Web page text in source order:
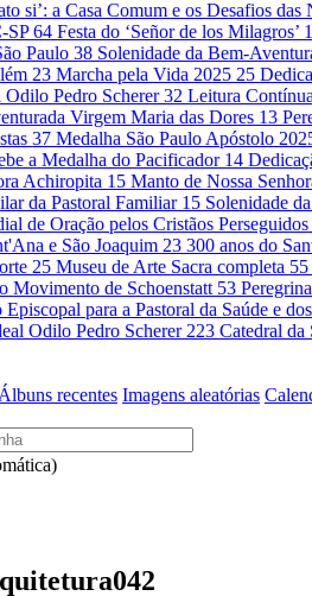
si’: a Casa Comum e os Desafios das
SP64 Festa do ‘Señor de los Milagros’
Paulo 38 Solenidade da Bem-
23 Marcha pela Vida 2025 25
Pedro Scherer32 Leitura
Virgem Maria das Dores 13
37 Medalha São Paulo Apóstolo
a Medalha do Pacificador 14
Achiropita 15 Manto de Nossa
da Pastoral Familiar 15 Solenidade
de Oração pelos Cristãos Perseguidos
e São Joaquim 23 300 anos do
25 Museu de Arte Sacra completa
Movimento de Schoenstatt 53
para a Pastoral da Saúde e
Odilo Pedro Scherer 223 Catedral da
Álbuns recentes Imagens aleatórias